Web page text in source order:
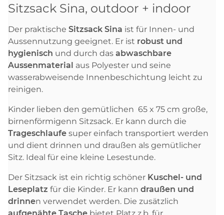
Sitzsack Sina, outdoor + indoor
Der praktische Sitzsack Sina ist für Innen- und
Aussennutzung geeignet. Er ist robust und
hygienisch und durch das abwaschbare
Aussenmaterial aus Polyester und seine
wasserabweisende Innenbeschichtung leicht zu
reinigen.
Kinder lieben den gemütlichen 65 x 75 cm große,
birnenförmigenn Sitzsack. Er kann durch die
Trageschlaufe super einfach transportiert werden
und dient drinnen und draußen als gemütlicher
Sitz. Ideal für eine kleine Lesestunde.
Der Sitzsack ist ein richtig schöner Kuschel- und
Leseplatz für die Kinder. Er kann draußen und
drinnen verwendet werden. Die zusätzlich